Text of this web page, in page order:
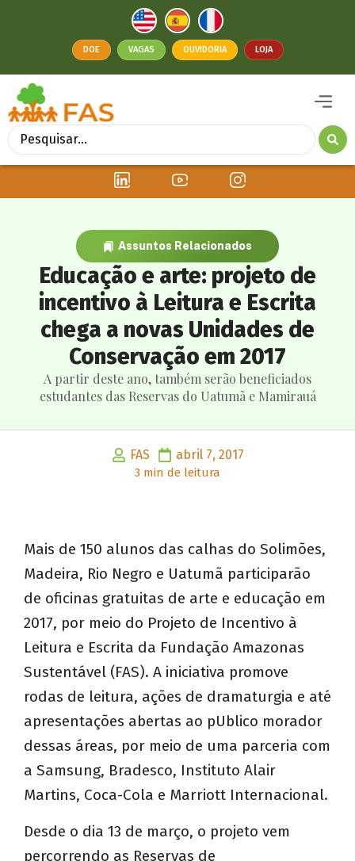
DOE VAGAS OUVIDORIA LOJA
Assuntos Relacionados
Educação e arte: projeto de
incentivo à Leitura e Escrita
chega a novas Unidades de
Conservação em 2017
A partir deste ano, também serão beneficiados
estudantes das Reservas do Uatumã e Mamirauá
FAS abril 7, 2017
3 min de leitura
Mais de 150 alunos das calhas do Solimões,
Madeira, Rio Negro e Uatumã participarão
de oficinas gratuitas de arte e educação em
2017, por meio do Projeto de Incentivo à
Leitura e Escrita da Fundação Amazonas
Sustentável (FAS). A iniciativa promove
rodas de leitura, ações de dramaturgia e até
apresentações abertas ao pUblico morador
dessas áreas, por meio de uma parceria com
a Samsung, Bradesco, Instituto Alair
Martins, Coca-Cola e Marriott Internacional.
Desde o dia 13 de março, o projeto vem
percorrendo as Reservas de